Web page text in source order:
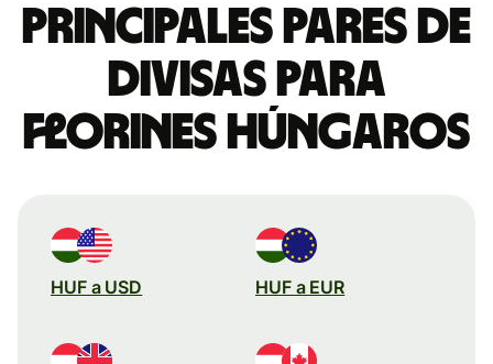
Principales pares de
divisas para
florines húngaros
HUF a USD HUF a EUR